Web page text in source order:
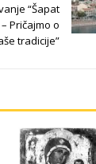
“Šapat
Pričajmo o
tradicije”